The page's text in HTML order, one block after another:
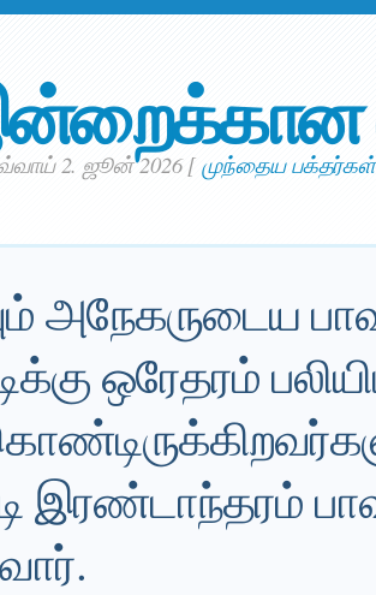
2. ஜூன் 2026[முந்தைய பக்தர்கள்
அநேகருடைய
ஒரேதரம்
இரண்டாந்தரம்